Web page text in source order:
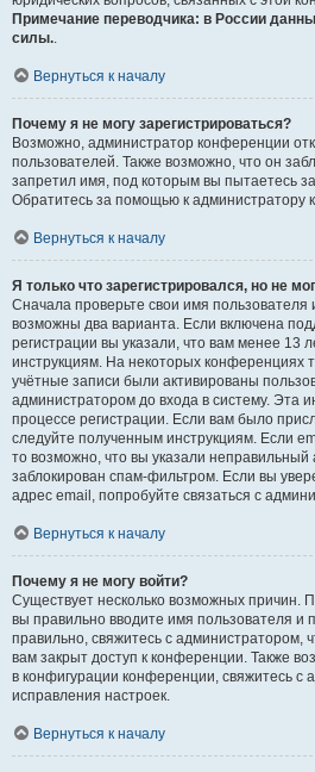
Примечание переводчика: в России
силы..
Вернуться к началу
Почему я не могу зарегистрироваться?
Возможно, администратор конференции
пользователей. Также возможно, что он
запретил имя, под которым вы пытаетесь
Обратитесь за помощью к администратору
Вернуться к началу
Я только что зарегистрировался, но не
Сначала проверьте свои имя
возможны два варианта. Если включена
регистрации вы указали, что вам менее 13
инструкциям. На некоторых конференциях
учётные записи были активированы
администратором до входа в систему. Эта
процессе регистрации. Если вам было
следуйте полученным инструкциям. Если
то возможно, что вы указали неправильный
заблокирован спам-фильтром. Если вы
адрес email, попробуйте связаться с
Вернуться к началу
Почему я не могу войти?
Существует несколько возможных причин.
вы правильно вводите имя пользователя и
правильно, свяжитесь с администратором,
вам закрыт доступ к конференции. Также
в конфигурации конференции, свяжитесь с
исправления настроек.
Вернуться к началу